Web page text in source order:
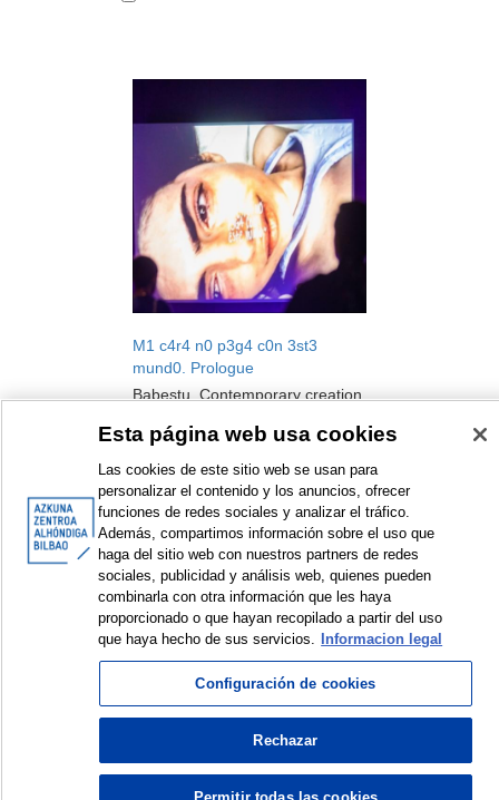
M1 c4r4 n0 p3g4 c0n 3st3
mund0. Prologue
Babestu. Contemporary creation
Performance
2022
< Items sorted by: 1 to 2 of 2 >
Esta página web usa cookies
Las cookies de este sitio web se usan para
personalizar el contenido y los anuncios, ofrecer
funciones de redes sociales y analizar el tráfico.
Además, compartimos información sobre el uso que
haga del sitio web con nuestros partners de redes
sociales, publicidad y análisis web, quienes pueden
combinarla con otra información que les haya
proporcionado o que hayan recopilado a partir del uso
que haya hecho de sus servicios.
Informacion legal
Configuración de cookies
Rechazar